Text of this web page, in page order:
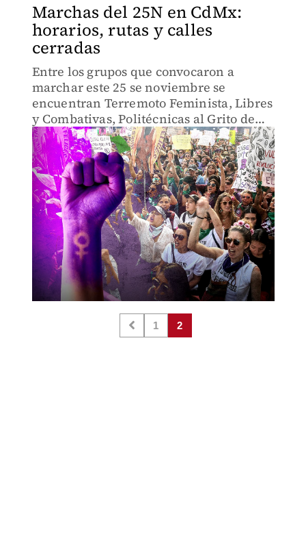
Marchas del 25N en CdMx:
horarios, rutas y calles
cerradas
Entre los grupos que convocaron a
marchar este 25 se noviembre se
encuentran Terremoto Feminista, Libres
y Combativas, Politécnicas al Grito de
Guerra.
1 2